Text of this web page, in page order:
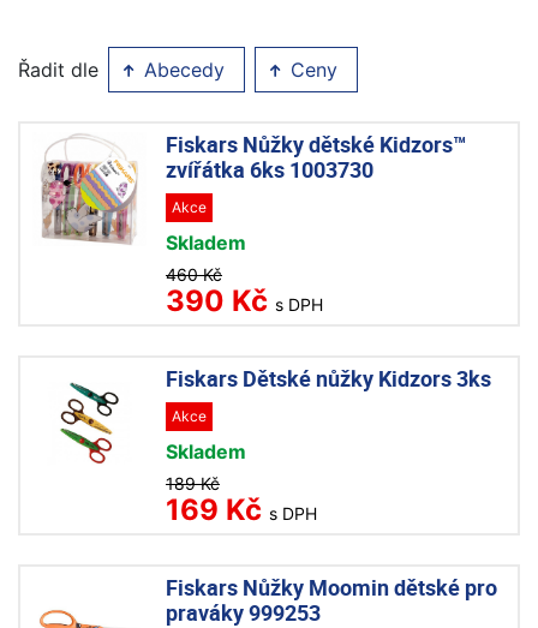
Řadit dle Abecedy Ceny
Fiskars Nůžky dětské Kidzors™
zvířátka 6ks 1003730
Akce
Skladem
460 Kč
390 Kč s DPH
Fiskars Dětské nůžky Kidzors 3ks
Akce
Skladem
189 Kč
169 Kč s DPH
Fiskars Nůžky Moomin dětské pro
praváky 999253